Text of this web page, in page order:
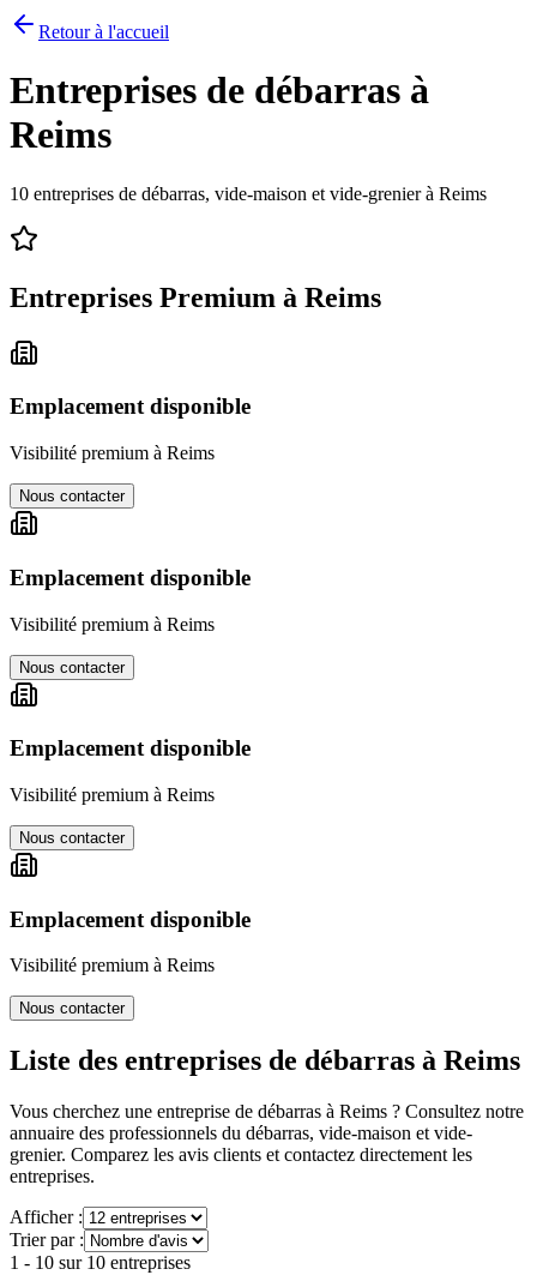
Retour à l'accueil
Entreprises de débarras à
Reims
10 entreprises de débarras, vide-maison et vide-grenier à Reims
Entreprises Premium à Reims
Emplacement disponible
Visibilité premium à Reims
Nous contacter
Emplacement disponible
Visibilité premium à Reims
Nous contacter
Emplacement disponible
Visibilité premium à Reims
Nous contacter
Emplacement disponible
Visibilité premium à Reims
Nous contacter
Liste des entreprises de débarras à Reims
Vous cherchez une entreprise de débarras à Reims ? Consultez notre
annuaire des professionnels du débarras, vide-maison et vide-
grenier. Comparez les avis clients et contactez directement les
entreprises.
Afficher :
Trier par :
1 - 10 sur 10 entreprises